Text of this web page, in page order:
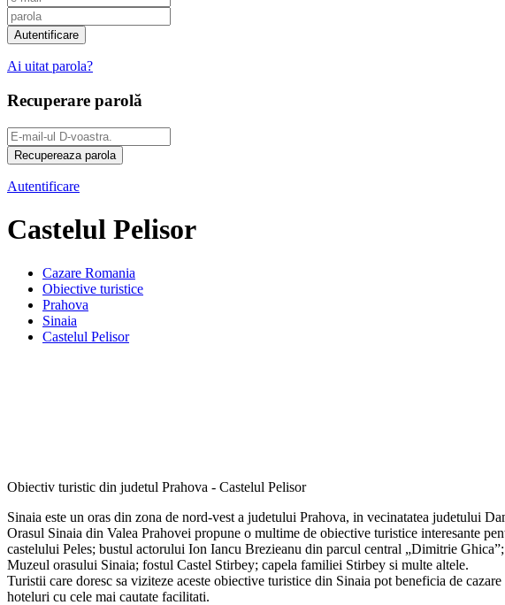
Ai uitat parola?
Recuperare parolă
Autentificare
Castelul Pelisor
Cazare Romania
Obiective turistice
Prahova
Sinaia
Castelul Pelisor
Obiectiv turistic din judetul Prahova - Castelul Pelisor
Sinaia este un oras din zona de nord-vest a judetului Prahova, in vecinatatea judetului
Orasul Sinaia din Valea Prahovei propune o multime de obiective turistice interesante
castelului Peles; bustul actorului Ion Iancu Brezieanu din parcul central „Dimitrie
Muzeul orasului Sinaia; fostul Castel Stirbey; capela familiei Stirbey si multe altele.
Turistii care doresc sa viziteze aceste obiective turistice din Sinaia pot beneficia de
hoteluri cu cele mai cautate facilitati.